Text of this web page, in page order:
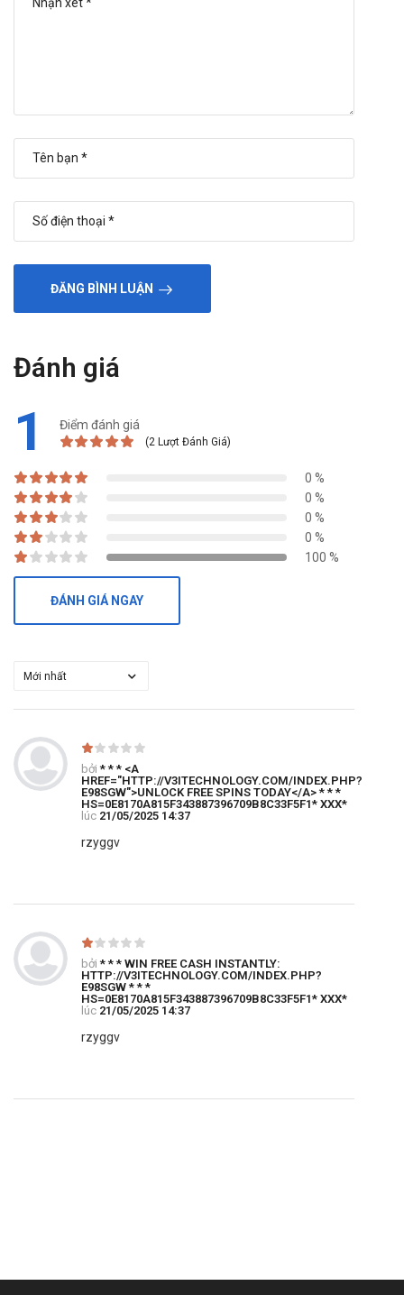
ĐĂNG BÌNH LUẬN
Đánh giá
1 Điểm đánh giá
(2 Lượt Đánh Giá)
0 %
0 %
0 %
0 %
100 %
ĐÁNH GIÁ NGAY
bởi* * * <A
HREF="HTTP://V3ITECHNOLOGY.COM/INDEX.PHP?
E98SGW">UNLOCK FREE SPINS TODAY</A> * * *
HS=0E8170A815F343887396709B8C33F5F1* ХХХ*
lúc 21/05/2025 14:37
rzyggv
bởi* * * WIN FREE CASH INSTANTLY:
HTTP://V3ITECHNOLOGY.COM/INDEX.PHP?
E98SGW * * *
HS=0E8170A815F343887396709B8C33F5F1* ХХХ*
lúc 21/05/2025 14:37
rzyggv